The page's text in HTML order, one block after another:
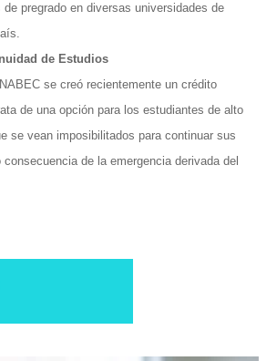
pregrado en diversas universidades de
de Estudios
se creó recientemente un crédito
de una opción para los estudiantes de alto
se vean imposibilitados para continuar sus
de la emergencia derivada del